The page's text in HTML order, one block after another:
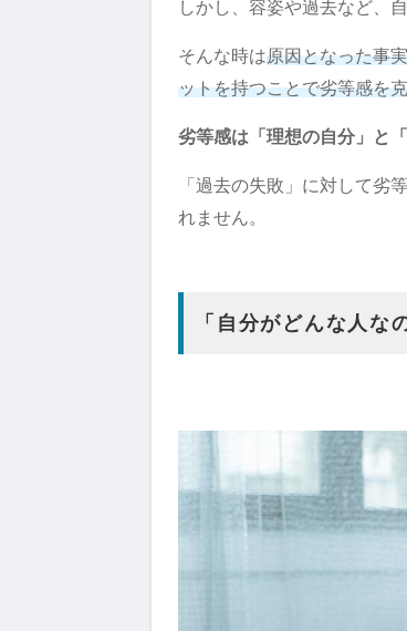
しかし、容姿や過去など、
そんな時は原因となった事
ットを持つことで劣等感を
劣等感は「理想の自分」と
「過去の失敗」に対して劣
れません。
「自分がどんな人な